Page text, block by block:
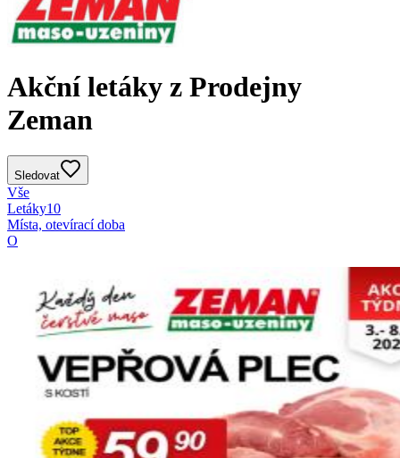
Akční letáky z Prodejny
Zeman
Sledovat
Vše
Letáky10
Místa, otevírací doba
O